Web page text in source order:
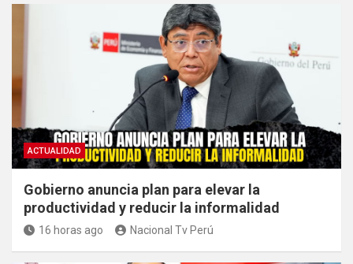
ACTUALIDAD
Gobierno anuncia plan para elevar la
productividad y reducir la informalidad
16 horas ago Nacional Tv Perú